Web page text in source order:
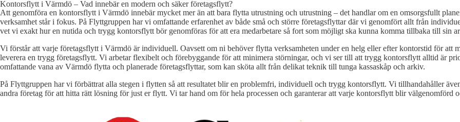
Kontorsflytt i Värmdö – Vad innebär en modern och säker företagsflytt?
Att genomföra en kontorsflytt i Värmdö innebär mycket mer än att bara flytta utrustning och utrustning – det handlar om en omsorgsfullt
verksamhet står i fokus. På Flyttgruppen har vi omfattande erfarenhet av både små och större företagsflyttar där vi genomfört allt från
vet vi exakt hur en nutida och trygg kontorsflytt bör genomföras för att era medarbetare så fort som möjligt ska kunna komma tillbaka till sin
Vi förstår att varje företagsflytt i Värmdö är individuell. Oavsett om ni behöver flytta verksamheten under en helg eller efter kontorstid för att
leverera en trygg företagsflytt. Vi arbetar flexibelt och förebyggande för att minimera störningar, och vi ser till att trygg kontorsflytt alltid är
omfattande vana av Värmdö flytta och planerade företagsflyttar, som kan sköta allt från delikat teknik till tunga kassaskåp och arkiv.
På Flyttgruppen har vi förbättrat alla stegen i flytten så att resultatet blir en problemfri, individuell och trygg kontorsflytt. Vi tillhandahåller
andra företag för att hitta rätt lösning för just er flytt. Vi tar hand om för hela processen och garanterar att varje kontorsflytt blir välgenomförd